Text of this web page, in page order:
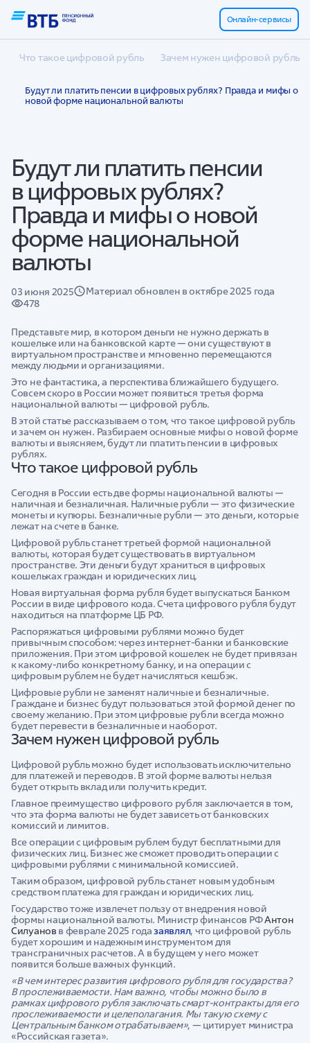
Онлайн-сервисы
Что такое цифровой рубль Зачем нужен цифровой рубль
Будут ли платить пенсии в цифровых рублях? Правда и мифы о
новой форме национальной валюты
Будут ли платить пенсии
в цифровых рублях?
Правда и мифы о новой
форме национальной
валюты
03 июня 2025
Материал обновлен в октябре 2025 года
478
Представьте мир, в котором деньги не нужно держать в
кошельке или на банковской карте — они существуют в
виртуальном пространстве и мгновенно перемещаются
между людьми и организациями.
Это не фантастика, а перспектива ближайшего будущего.
Совсем скоро в России может появиться третья форма
национальной валюты — цифровой рубль.
В этой статье рассказываем о том, что такое цифровой рубль
и зачем он нужен. Разбираем основные мифы о новой форме
валюты и выясняем, будут ли платить пенсии в цифровых
рублях.
Что такое цифровой рубль
Сегодня в России есть две формы национальной валюты —
наличная и безналичная. Наличные рубли — это физические
монеты и купюры. Безналичные рубли — это деньги, которые
лежат на счете в банке.
Цифровой рубль станет третьей формой национальной
валюты, которая будет существовать в виртуальном
пространстве. Эти деньги будут храниться в цифровых
кошельках граждан и юридических лиц.
Новая виртуальная форма рубля будет выпускаться Банком
России в виде цифрового кода. Счета цифрового рубля будут
находиться на платформе ЦБ РФ.
Распоряжаться цифровыми рублями можно будет
привычным способом: через интернет-банки и банковские
приложения. При этом цифровой кошелек не будет привязан
к какому-либо конкретному банку, и на операции с
цифровым рублем не будет начисляться кешбэк.
Цифровые рубли не заменят наличные и безналичные.
Граждане и бизнес будут пользоваться этой формой денег по
своему желанию. При этом цифровые рубли всегда можно
будет перевести в безналичные и наоборот.
Зачем нужен цифровой рубль
Цифровой рубль можно будет использовать исключительно
для платежей и переводов. В этой форме валюты нельзя
будет открыть вклад или получить кредит.
Главное преимущество цифрового рубля заключается в том,
что эта форма валюты не будет зависеть от банковских
комиссий и лимитов.
Все операции с цифровым рублем будут бесплатными для
физических лиц. Бизнес же сможет проводить операции с
цифровыми рублями с минимальной комиссией.
Таким образом, цифровой рубль станет новым удобным
средством платежа для граждан и юридических лиц.
Государство тоже извлечет пользу от внедрения новой
формы национальной валюты. Министр финансов РФАнтон
Силуанов в феврале 2025 годазаявлял, что цифровой рубль
будет хорошим и надежным инструментом для
трансграничных расчетов. А в будущем у него может
появится больше важных функций.
«В чем интерес развития цифрового рубля для государства?
В прослеживаемости. Нам важно, чтобы можно было в
рамках цифрового рубля заключать смарт-контракты для его
прослеживаемости и целеполагания. Мы такую схему с
Центральным банком отрабатываем», — цитирует министра
«Российская газета».